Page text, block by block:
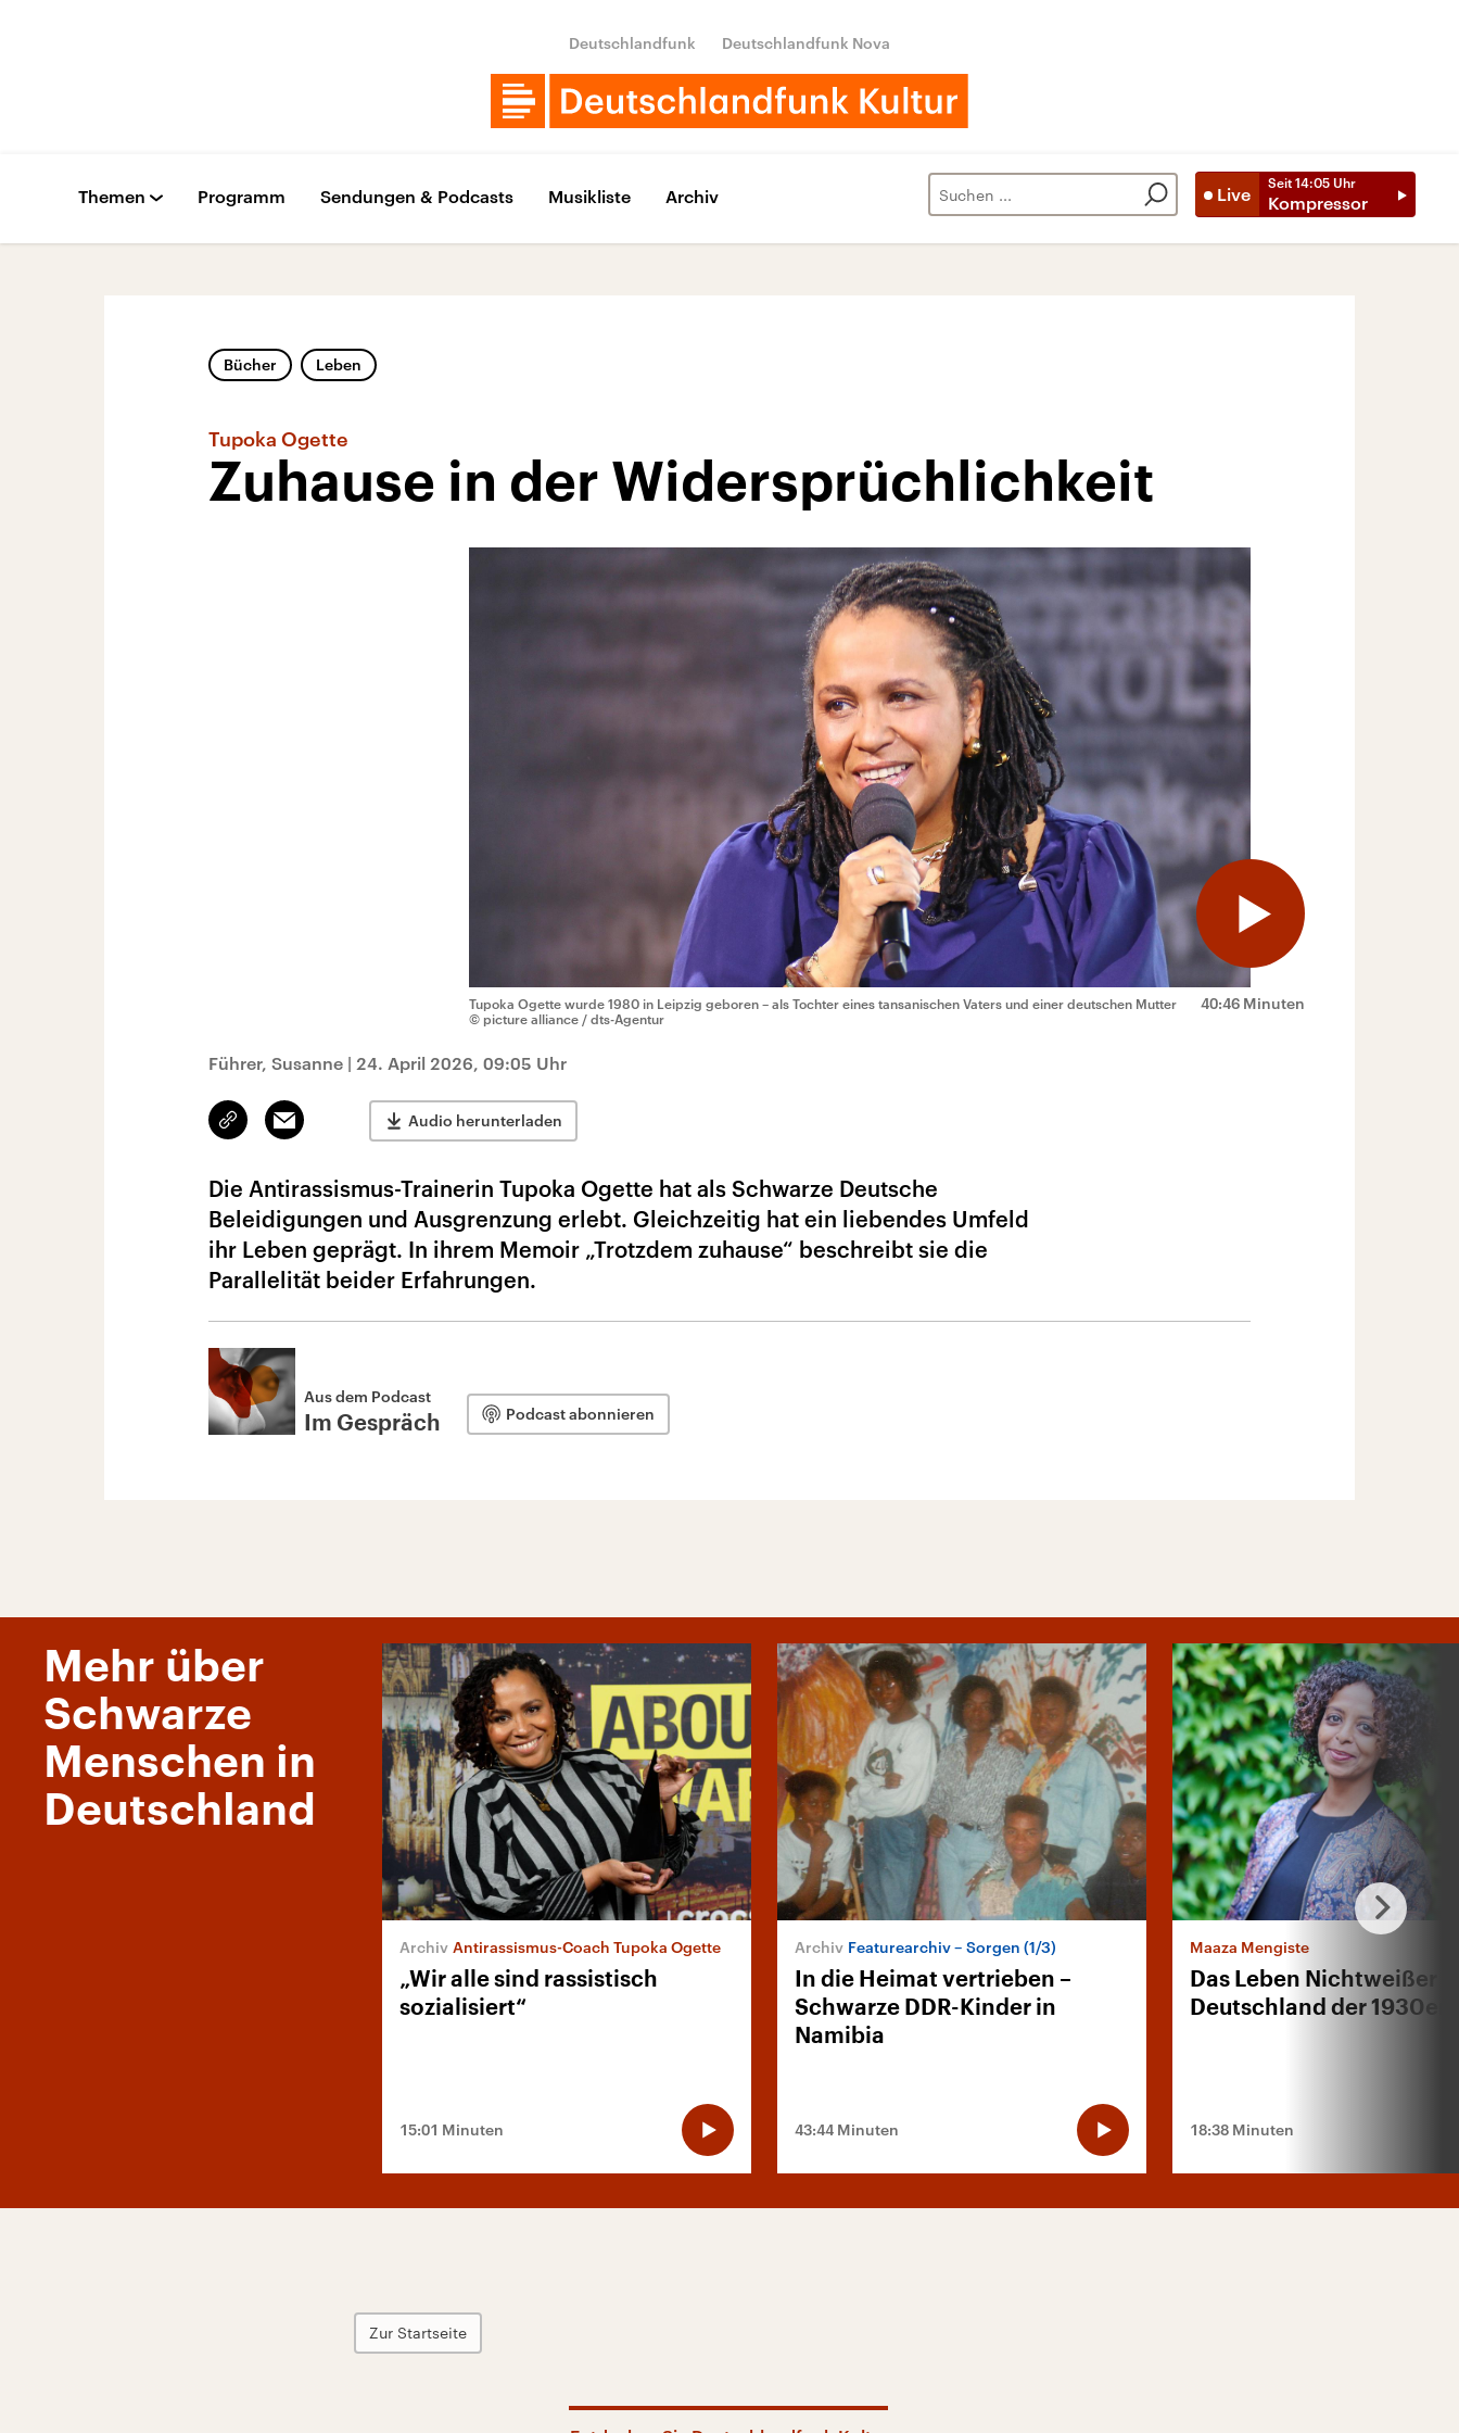
Deutschlandfunk Deutschlandfunk Nova
Live
Seit 14:05 Uhr
Kompressor
Themen Programm Sendungen & Podcasts Musikliste Archiv
Bücher Leben
Tupoka Ogette
Zuhause in der Widersprüchlichkeit
40:46 Minuten
Tupoka Ogette wurde 1980 in Leipzig geboren – als Tochter eines tansanischen Vaters und einer deutschen Mutter
© picture alliance / dts-Agentur
Führer, Susanne | 24. April 2026, 09:05 Uhr
Link
kopieren/teilen
Email Audio herunterladen
Die Antirassismus-Trainerin Tupoka Ogette hat als Schwarze Deutsche
Beleidigungen und Ausgrenzung erlebt. Gleichzeitig hat ein liebendes Umfeld
ihr Leben geprägt. In ihrem Memoir „Trotzdem zuhause“ beschreibt sie die
Parallelität beider Erfahrungen.
Aus dem Podcast
Im Gespräch Podcast abonnieren
Mehr über
Schwarze
Menschen in
Deutschland
Antirassismus-Coach Tupoka Ogette
„Wir alle sind rassistisch
sozialisiert“
15:01 Minuten
Featurearchiv – Sorgen (1/3)
In die Heimat vertrieben –
Schwarze DDR-Kinder in
Namibia
43:44 Minuten
Maaza Mengiste
Das Leben Nichtweißer
Deutschland der
18:38 Minuten
Zur Startseite